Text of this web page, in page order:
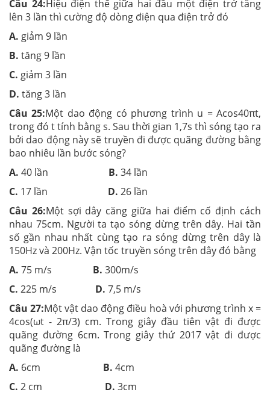
Câu 24:Hiệu điện thế giữa hai đầu một điện trở tăng
lên 3 lần thì cường độ dòng điện qua điện trở đó
A. giảm 9 lần
B. tăng 9 lần
C. giảm 3 lần
D. tăng 3 lần
Câu 25:Một dao động có phương trình u = Acos40πt,
trong đó t tính bằng s. Sau thời gian 1,7s thì sóng tạo ra
bởi dao động này sẽ truyền đi được quãng đường bằng
bao nhiêu lần bước sóng?
A. 40 lần B. 34 lần
C. 17 lần D. 26 lần
Câu 26:Một sợi dây căng giữa hai điểm cố định cách
nhau 75cm. Người ta tạo sóng dừng trên dây. Hai tần
số gần nhau nhất cùng tạo ra sóng dừng trên dây là
150Hz và 200Hz. Vận tốc truyền sóng trên dây đó bằng
A. 75 m/s B. 300m/s
C. 225 m/s D. 7,5 m/s
Câu 27:Một vật dao động điều hoà với phương trình x =
4cos(ωt - 2π/3) cm. Trong giây đầu tiên vật đi được
quãng đường 6cm. Trong giây thứ 2017 vật đi được
quãng đường là
A. 6cm B. 4cm
C. 2 cm D. 3cm